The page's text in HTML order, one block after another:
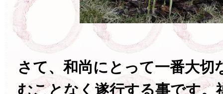
さて、和尚にとって一番大切
むことなく遂行する事です。